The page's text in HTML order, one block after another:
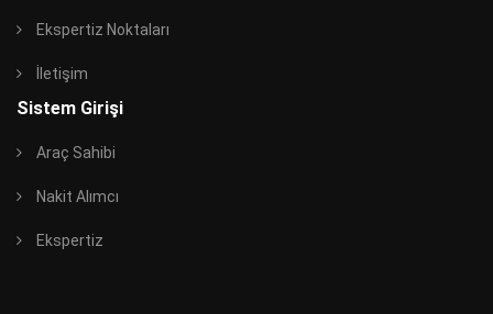
Ekspertiz Noktaları
İletişim
Sistem Girişi
Araç Sahibi
Nakit Alımcı
Ekspertiz